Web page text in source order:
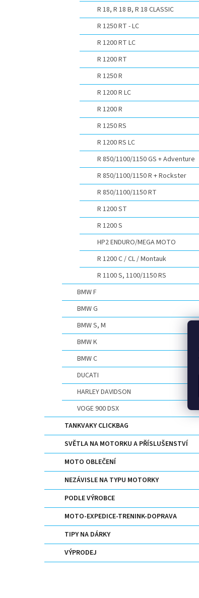
R 18, R 18 B, R 18 CLASSIC
R 1250 RT - LC
R 1200 RT LC
R 1200 RT
R 1250 R
R 1200 R LC
R 1200 R
R 1250 RS
R 1200 RS LC
R 850/1100/1150 GS + Adventure
R 850/1100/1150 R + Rockster
R 850/1100/1150 RT
R 1200 ST
R 1200 S
HP2 ENDURO/MEGA MOTO
R 1200 C / CL / Montauk
R 1100 S, 1100/1150 RS
BMW F
BMW G
BMW S, M
BMW K
BMW C
DUCATI
HARLEY DAVIDSON
VOGE 900 DSX
TANKVAKY CLICKBAG
SVĚTLA NA MOTORKU A PŘÍSLUŠENSTVÍ
MOTO OBLEČENÍ
NEZÁVISLE NA TYPU MOTORKY
PODLE VÝROBCE
MOTO-EXPEDICE-TRENINK-DOPRAVA
TIPY NA DÁRKY
VÝPRODEJ